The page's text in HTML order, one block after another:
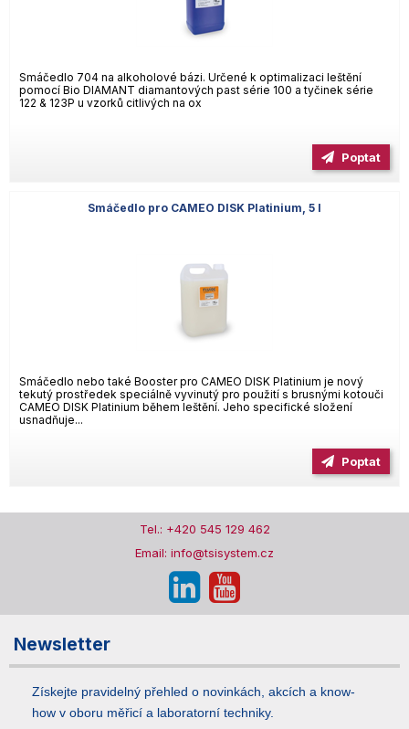
Smáčedlo 704 na alkoholové bázi. Určené k optimalizaci leštění
pomocí Bio DIAMANT diamantových past série 100 a tyčinek série
122 & 123P u vzorků citlivých na ox
Poptat
Smáčedlo pro CAMEO DISK Platinium, 5 l
Smáčedlo nebo také Booster pro CAMEO DISK Platinium je nový
tekutý prostředek speciálně vyvinutý pro použití s brusnými kotouči
CAMEO DISK Platinium během leštění. Jeho specifické složení
usnadňuje...
Poptat
Tel.: +420 545 129 462
Email: info@tsisystem.cz
Newsletter
Získejte pravidelný přehled o novinkách, akcích a know-
how v oboru měřicí a laboratorní techniky.